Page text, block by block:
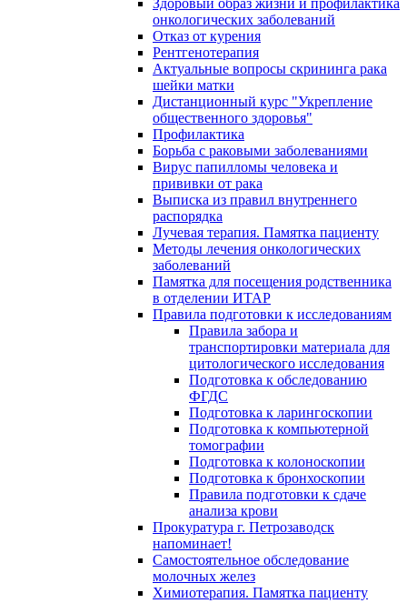
Здоровый образ жизни и профилактика
онкологических заболеваний
Отказ от курения
Рентгенотерапия
Актуальные вопросы скрининга рака
шейки матки
Дистанционный курс "Укрепление
общественного здоровья"
Профилактика
Борьба с раковыми заболеваниями
Вирус папилломы человека и
прививки от рака
Выписка из правил внутреннего
распорядка
Лучевая терапия. Памятка пациенту
Методы лечения онкологических
заболеваний
Памятка для посещения родственника
в отделении ИТАР
Правила подготовки к исследованиям
Правила забора и
транспортировки материала для
цитологического исследования
Подготовка к обследованию
ФГДС
Подготовка к ларингоскопии
Подготовка к компьютерной
томографии
Подготовка к колоноскопии
Подготовка к бронхоскопии
Правила подготовки к сдаче
анализа крови
Прокуратура г. Петрозаводск
напоминает!
Самостоятельное обследование
молочных желез
Химиотерапия. Памятка пациенту